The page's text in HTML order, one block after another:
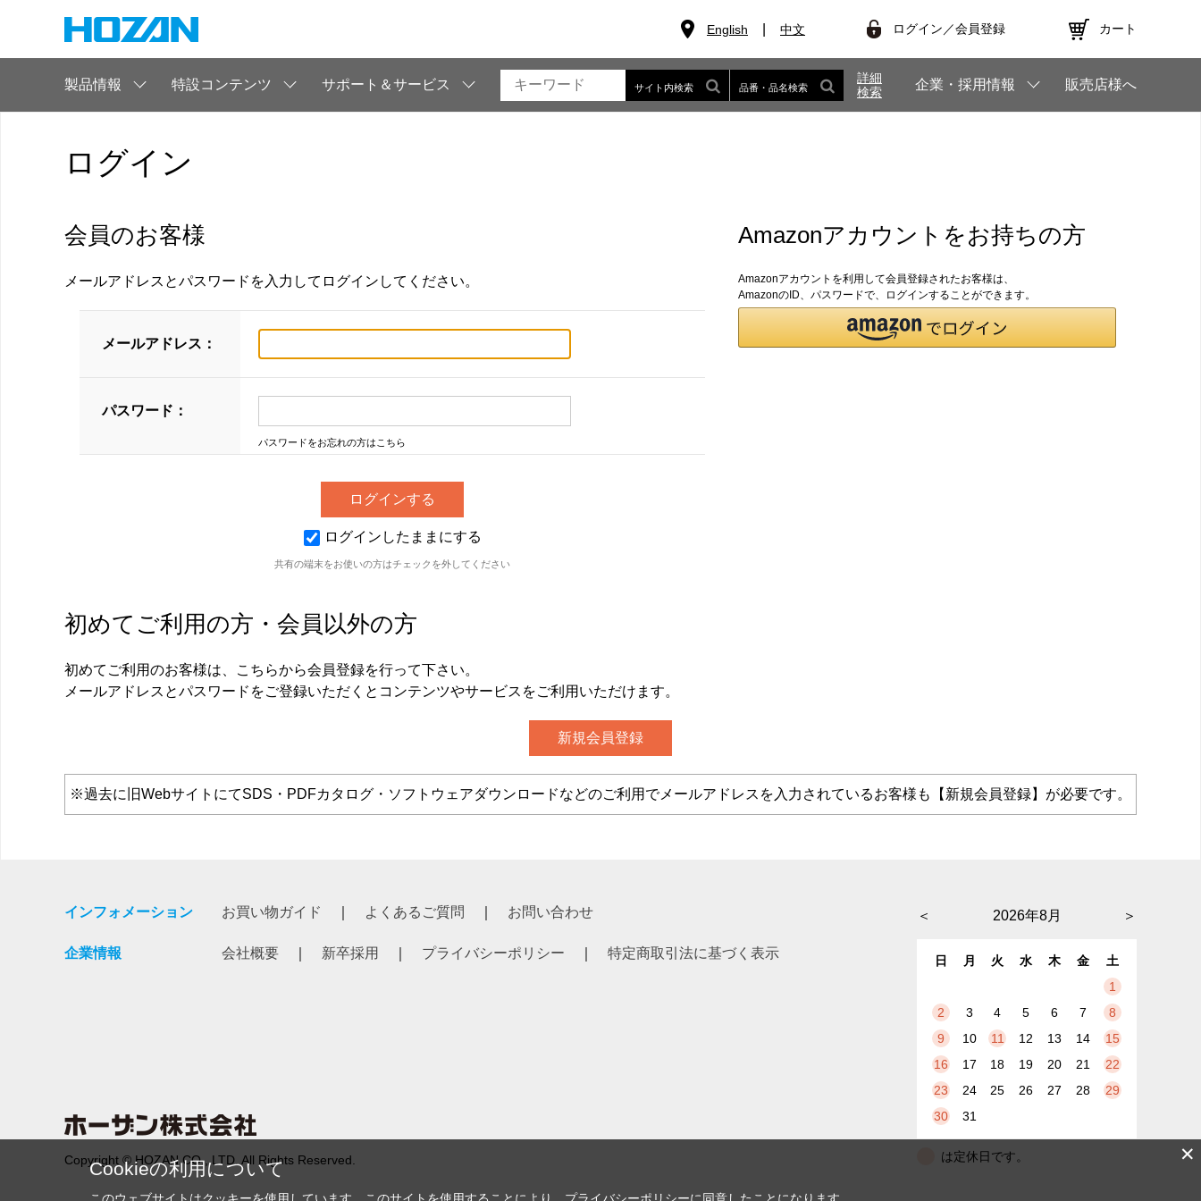
English 中文 ログイン／会員登録 カート
製品情報 特設コンテンツ サポート＆サービス サイト内検索 品番・品名検索
詳細
検索
企業・採用情報 販売店様へ
ログイン
会員のお客様
メールアドレスとパスワードを入力してログインしてください。
メールアドレス：
パスワード：
パスワードをお忘れの方はこちら
ログインしたままにする
共有の端末をお使いの方はチェックを外してください
Amazonアカウントをお持ちの方
Amazonアカウントを利用して会員登録されたお客様は、
AmazonのID、パスワードで、ログインすることができます。
初めてご利用の方・会員以外の方
初めてご利用のお客様は、こちらから会員登録を行って下さい。
メールアドレスとパスワードをご登録いただくとコンテンツやサービスをご利用いただけます。
※過去に旧WebサイトにてSDS・PDFカタログ・ソフトウェアダウンロードなどのご利用でメールアドレスを入力されているお客様も【新規会員登録】が必要です。
インフォメーション お買い物ガイド よくあるご質問 お問い合わせ
企業情報 会社概要 新卒採用 プライバシーポリシー 特定商取引法に基づく表示
Copyright © HOZAN CO., LTD. All Rights Reserved.
＜ ＞
2026年8月
日 月 火 水 木 金
土
1
2
3 4 5 6 7
8
9
10 11 12 13 14
15
16
17 18 19 20 21
22
23
24 25 26 27 28
29
30
31
は定休日です。 ✕
Cookieの利用について